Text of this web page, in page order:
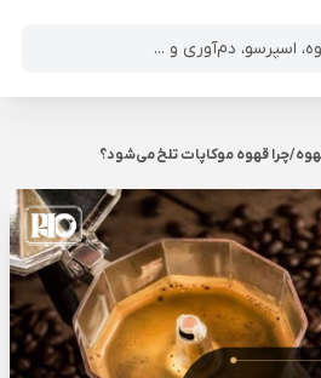
/چرا قهوه موکاپات تلخ می‌شود؟